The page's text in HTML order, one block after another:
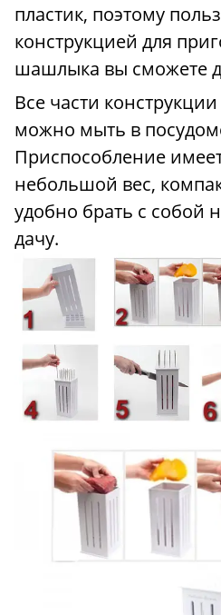
пластик, поэтому
конструкцией для
шашлыка вы сможете
Все части
можно мыть в
Приспособление
небольшой вес,
удобно брать с собой
дачу.